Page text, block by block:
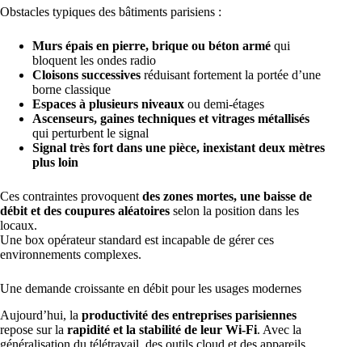
Obstacles typiques des bâtiments parisiens :
Murs épais en pierre, brique ou béton armé qui
bloquent les ondes radio
Cloisons successives réduisant fortement la portée d’une
borne classique
Espaces à plusieurs niveaux ou demi-étages
Ascenseurs, gaines techniques et vitrages métallisés
qui perturbent le signal
Signal très fort dans une pièce, inexistant deux mètres
plus loin
Ces contraintes provoquent des zones mortes, une baisse de
débit et des coupures aléatoires selon la position dans les
locaux.
Une box opérateur standard est incapable de gérer ces
environnements complexes.
Une demande croissante en débit pour les usages modernes
Aujourd’hui, la productivité des entreprises parisiennes
repose sur la rapidité et la stabilité de leur Wi-Fi. Avec la
généralisation du télétravail, des outils cloud et des appareils